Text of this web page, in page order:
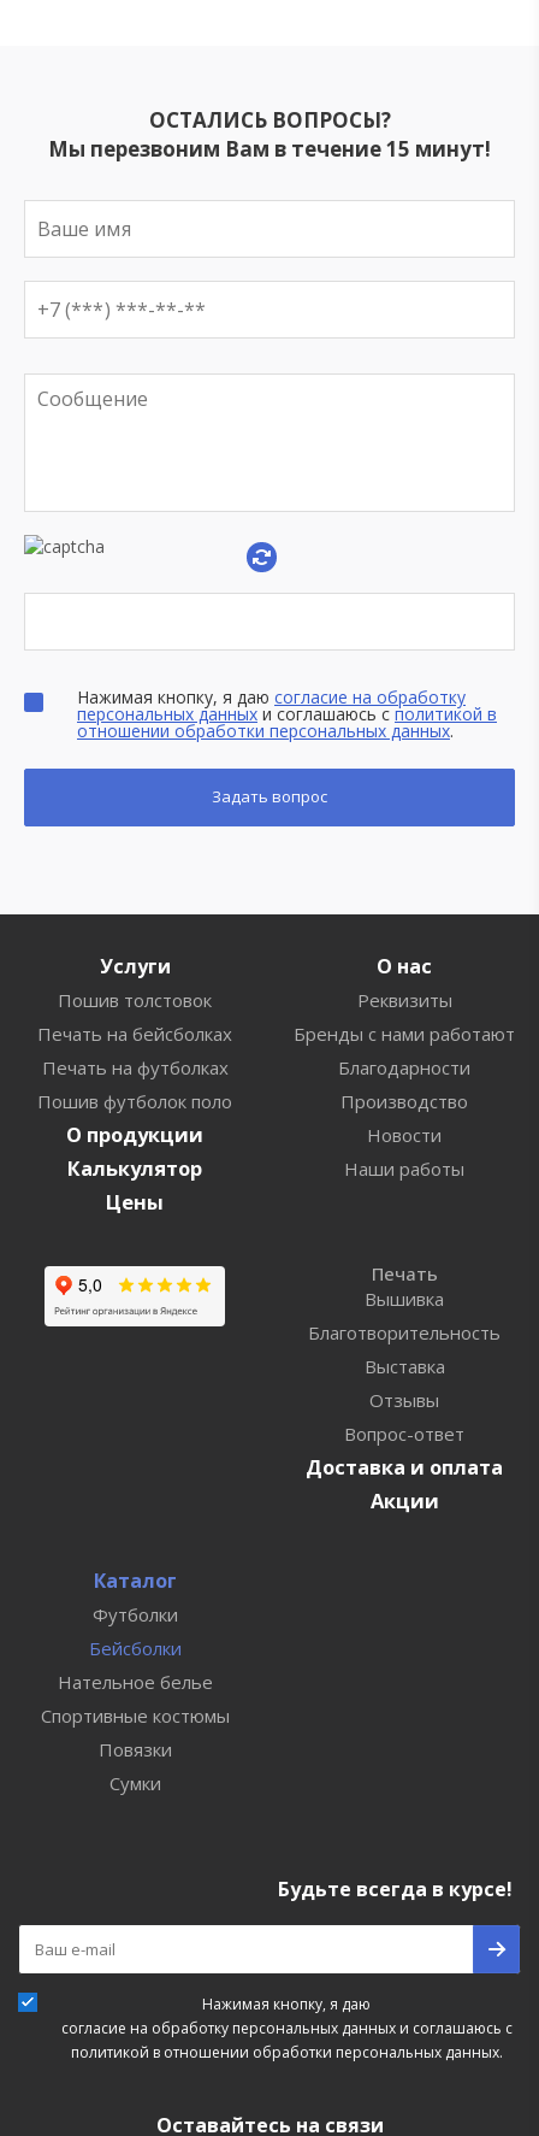
ОСТАЛИСЬ ВОПРОСЫ?
Мы перезвоним Вам в течение 15 минут!
Нажимая кнопку, я даю согласие на обработку
персональных данных и соглашаюсь сполитикой в
отношении обработки персональных данных.
Услуги
Пошив толстовок
Печать на бейсболках
Печать на футболках
Пошив футболок поло
О продукции
Калькулятор
Цены
О нас
Реквизиты
Бренды с нами работают
Благодарности
Производство
Новости
Наши работы
Печать
Вышивка
Благотворительность
Выставка
Отзывы
Вопрос-ответ
Доставка и оплата
Акции
Каталог
Футболки
Бейсболки
Нательное белье
Спортивные костюмы
Повязки
Сумки
Будьте всегда в курсе!
Нажимая кнопку, я даю
согласие на обработку персональных данныхи соглашаюсь с
политикой в отношении обработки персональных данных.
Оставайтесь на связи